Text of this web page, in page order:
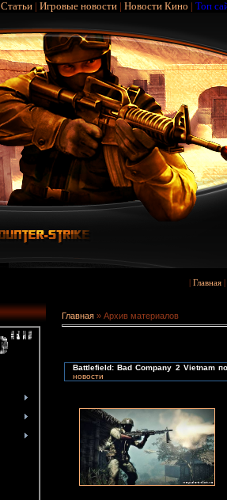
Статьи| Игровые новости| Новости Кино | Топ
Главная
Главная » Архив материалов
Battlefield: Bad Company 2 Vietnam
новости